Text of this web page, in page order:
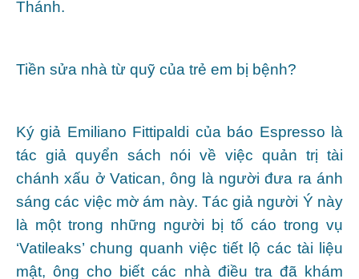
Thánh.
Tiền sửa nhà từ quỹ của trẻ em bị bệnh?
Ký giả Emiliano Fittipaldi của báo Espresso là
tác giả quyển sách nói về việc quản trị tài
chánh xấu ở Vatican, ông là người đưa ra ánh
sáng các việc mờ ám này. Tác giả người Ý này
là một trong những người bị tố cáo trong vụ
‘Vatileaks’ chung quanh việc tiết lộ các tài liệu
mật, ông cho biết các nhà điều tra đã khám